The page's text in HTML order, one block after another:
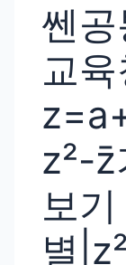
쎈
교
z²-z̄
보
별